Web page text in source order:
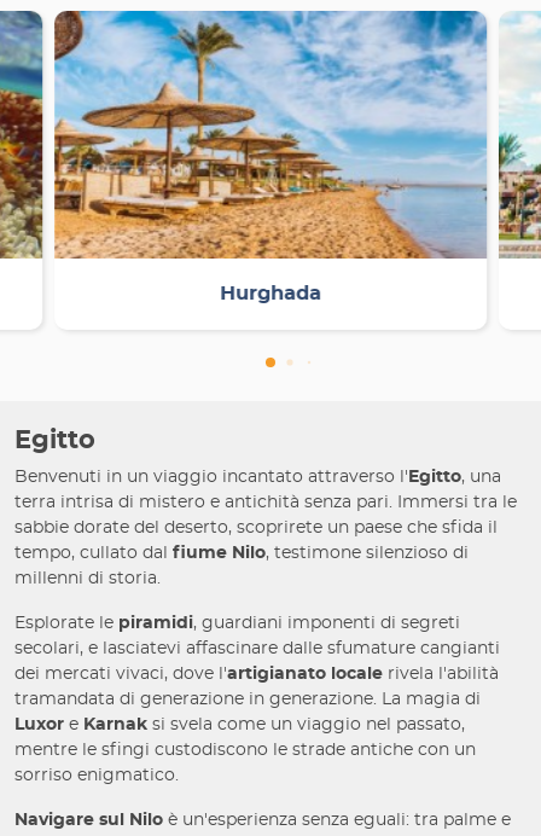
Hurghada
Egitto
Benvenuti in un viaggio incantato attraverso l' Egitto, una
terra intrisa di mistero e antichità senza pari. Immersi tra le
sabbie dorate del deserto, scoprirete un paese che sfida il
tempo, cullato dal fiume Nilo, testimone silenzioso di
millenni di storia.
Esplorate le piramidi, guardiani imponenti di segreti
secolari, e lasciatevi affascinare dalle sfumature cangianti
dei mercati vivaci, dove l'artigianato locale rivela l'abilità
tramandata di generazione in generazione. La magia di
Luxor e Karnak si svela come un viaggio nel passato,
mentre le sfingi custodiscono le strade antiche con un
sorriso enigmatico.
Navigare sul Nilo è un'esperienza senza eguali: tra palme e